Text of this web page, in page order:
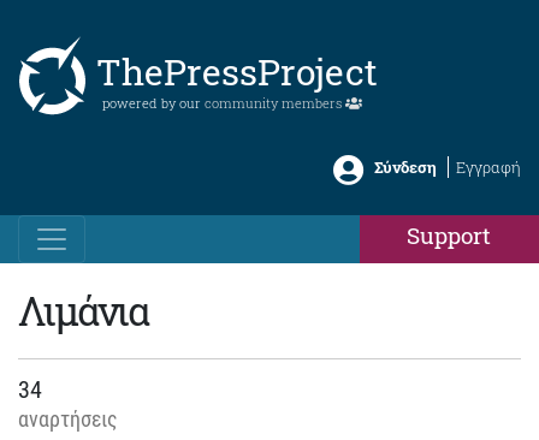
ThePressProject
powered by our community members
Σύνδεση Εγγραφή
Support
Λιμάνια
34
αναρτήσεις